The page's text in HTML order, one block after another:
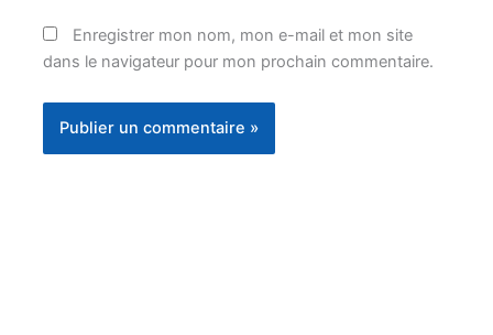
Enregistrer mon nom, mon e-mail et mon site
dans le navigateur pour mon prochain commentaire.